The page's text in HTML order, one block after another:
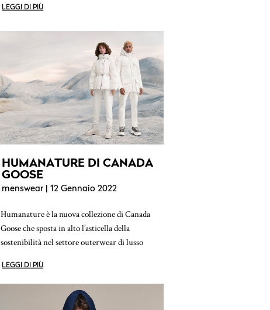
LEGGI DI PIÙ
HUMANATURE DI CANADA
GOOSE
menswear | 12 Gennaio 2022
Humanature è la nuova collezione di Canada
Goose che sposta in alto l’asticella della
sostenibilità nel settore outerwear di lusso
LEGGI DI PIÙ